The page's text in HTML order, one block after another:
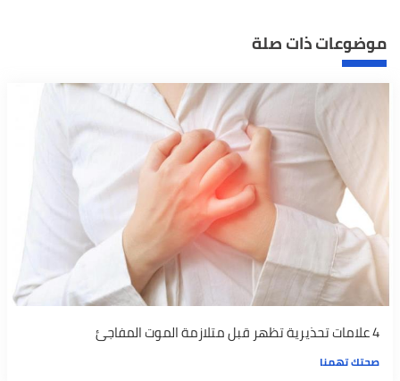
موضوعات ذات صلة
4 علامات تحذيرية تظهر قبل متلازمة الموت المفاجئ
صحتك تهمنا